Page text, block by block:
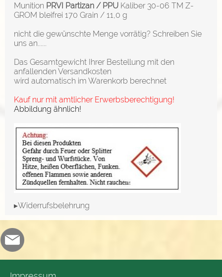
Munition PRVI Partizan / PPU Kaliber 30-06 TM Z-
GROM bleifrei 170 Grain / 11,0 g
nicht die gewünschte Menge vorrätig? Schreiben Sie
uns an......
Das Gesamtgewicht Ihrer Bestellung mit den
anfallenden Versandkosten
wird automatisch im Warenkorb berechnet
Kauf nur mit amtlicher Erwerbsberechtigung!
Abbildung ähnlich!
▸Widerrufsbelehrung